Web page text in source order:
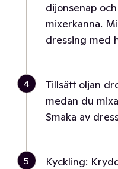
dijonsenap
mixerkanna.
dressing med
4
Tillsätt oljan
medan du
Smaka av
5
Kyckling: